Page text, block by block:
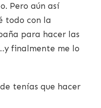
Pero aún así
todo con la
para hacer las
finalmente me lo
tenías que hacer